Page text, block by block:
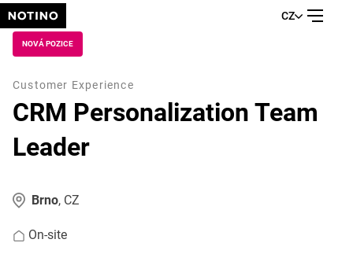
CZ
NOVÁ POZICE
Customer Experience
CRM Personalization Team
Leader
Brno, CZ
On-site